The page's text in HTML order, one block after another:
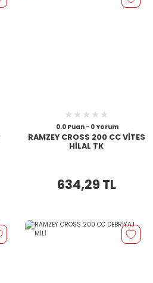
0.0 Puan - 0 Yorum
RAMZEY CROSS 200 CC VİTES
HİLAL TK
634,29 TL